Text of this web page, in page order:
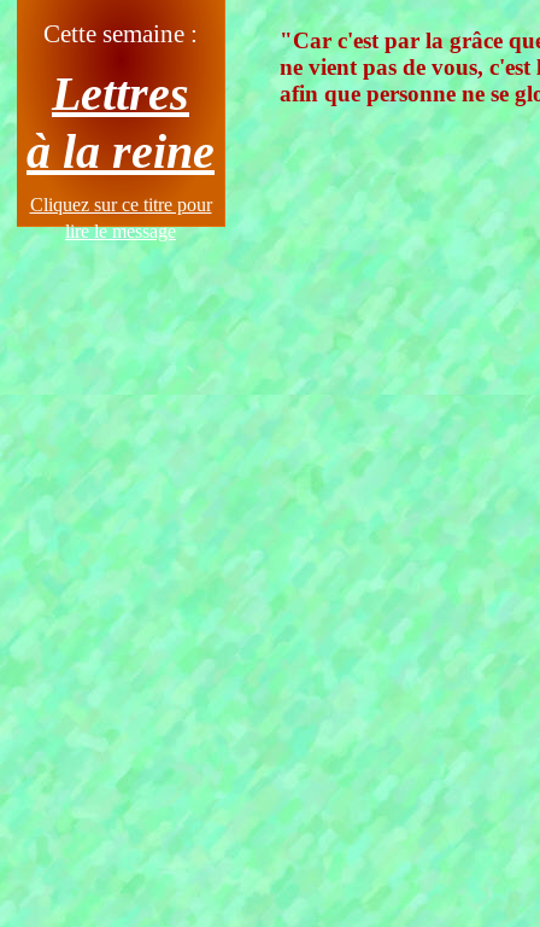
Cette semaine :
Lettres
à la reine
Cliquez sur ce titre pour
lire le message
"Car c'est par la grâce
ne vient pas de vous,
afin que personne ne se